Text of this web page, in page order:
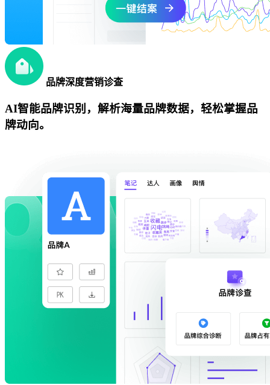
品牌深度营销诊查
AI智能品牌识别，解析海量品牌数据，轻松掌握品
牌动向。